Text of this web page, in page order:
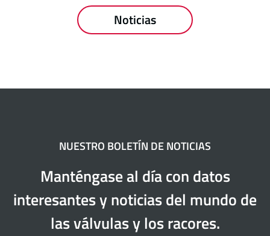
Noticias
NUESTRO BOLETÍN DE NOTICIAS
Manténgase al día con datos
interesantes y noticias del mundo de
las válvulas y los racores.